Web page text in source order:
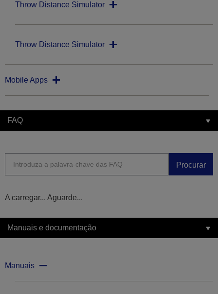
Throw Distance Simulator
Throw Distance Simulator
Mobile Apps
FAQ
Procurar
A carregar... Aguarde...
Manuais e documentação
Manuais